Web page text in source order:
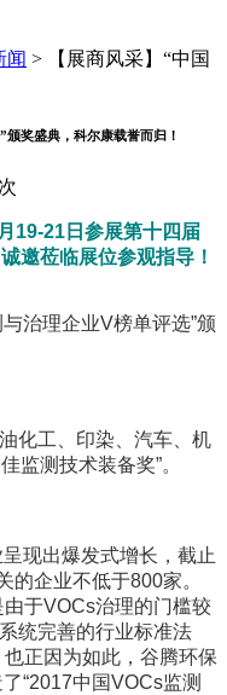
闻 >
【展商风采】“中国
颁奖盛典，科尔康载誉而归！
19-21日参展第十四届
邀莅临展位参观指导！
治理企业V榜单评选”颁
化工、印染、汽车、机
监测技术装备奖”。
现出爆发式增长，截止
的企业不低于800家。
于VOCs治理的门槛较
统完善的行业标准法
正因为如此，谷腾环保
“2017中国VOCs监测